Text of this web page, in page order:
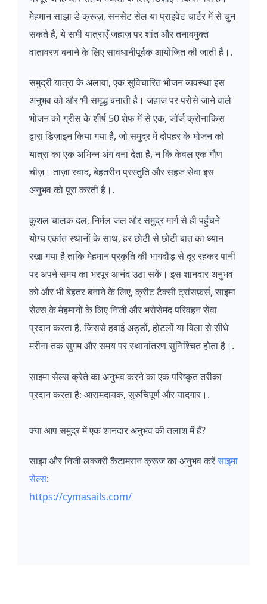
मेहमान साझा डे क्रूज़, सनसेट सेल या प्राइवेट चार्टर में से चुन
सकते हैं, ये सभी यात्राएँ जहाज़ पर शांत और तनावमुक्त
वातावरण बनाने के लिए सावधानीपूर्वक आयोजित की जाती हैं।.
समुद्री यात्रा के अलावा, एक सुविचारित भोजन व्यवस्था इस
अनुभव को और भी समृद्ध बनाती है। जहाज पर परोसे जाने वाले
भोजन को ग्रीस के शीर्ष 50 शेफ में से एक, जॉर्ज क्रोनाकिस
द्वारा डिज़ाइन किया गया है, जो समुद्र में दोपहर के भोजन को
यात्रा का एक अभिन्न अंग बना देता है, न कि केवल एक गौण
चीज़। ताज़ा स्वाद, बेहतरीन प्रस्तुति और सहज सेवा इस
अनुभव को पूरा करती है।.
कुशल चालक दल, निर्मल जल और समुद्र मार्ग से ही पहुँचने
योग्य एकांत स्थानों के साथ, हर छोटी से छोटी बात का ध्यान
रखा गया है ताकि मेहमान प्रकृति की भागदौड़ से दूर रहकर पानी
पर अपने समय का भरपूर आनंद उठा सकें। इस शानदार अनुभव
को और भी बेहतर बनाने के लिए, क्रीट टैक्सी ट्रांसफ़र्स, साइमा
सेल्स के मेहमानों के लिए निजी और भरोसेमंद परिवहन सेवा
प्रदान करता है, जिससे हवाई अड्डों, होटलों या विला से सीधे
मरीना तक सुगम और समय पर स्थानांतरण सुनिश्चित होता है।.
साइमा सेल्स क्रेते का अनुभव करने का एक परिष्कृत तरीका
प्रदान करता है: आरामदायक, सुरुचिपूर्ण और यादगार।.
क्या आप समुद्र में एक शानदार अनुभव की तलाश में हैं?
साझा और निजी लक्जरी कैटामरान क्रूज का अनुभव करेंसाइमा
सेल्स:
https://cymasails.com/